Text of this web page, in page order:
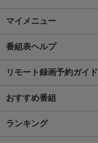
マイメニュー
番組表ヘルプ
リモート録画予約ガイド
おすすめ番組
ランキング